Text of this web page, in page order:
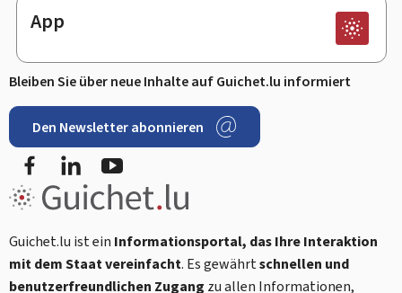
App
Bleiben Sie über neue Inhalte auf Guichet.lu informiert
Den Newsletter abonnieren
FacebookLinkedIn
Guichet.lu ist ein Informationsportal, das Ihre Interaktion
mit dem Staat vereinfacht. Es gewährtschnellen und
benutzerfreundlichen Zugang zu allen Informationen,